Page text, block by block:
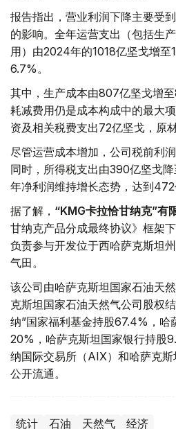
报告指出，营业利润下降主要受
的影响。全年运营支出（包括生
用）由2024年的1018亿坚戈增
6.7%。
其中，生产成本由807亿坚戈增
耗减费用仍是成本构成中的最大
资及相关税费支出72亿坚戈，原
尽管运营成本增加，公司税前利
同时，所得税支出由390亿坚戈
年净利润维持增长态势，达到472
据了解， “KMG卡拉恰甘纳克”有
甘纳克产品分成最终协议》框架
负责参与开发位于西哈萨克斯坦
气田。
该公司由哈萨克斯坦国家石油天
克斯坦国家石油天然气公司股权
纳”国家福利基金持股67.4%，哈
20%，哈萨克斯坦国家银行持股
纳国际交易所（AIX）和哈萨克斯
公开流通。
统计 石油 天然气 经济